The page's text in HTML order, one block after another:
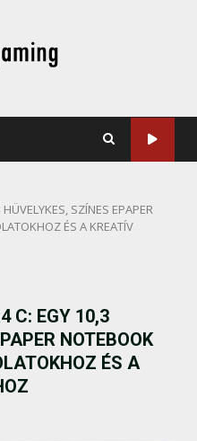
SZÍNES EPAPER
ÉS A KREATÍV
C: EGY 10,3
NOTEBOOK
ÉS A